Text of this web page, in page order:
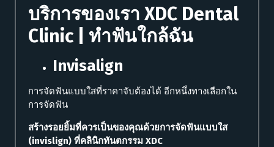
บริการของเรา XDC Dental
Clinic | ทำฟันใกล้ฉัน
Invisalign
การจัดฟันแบบใสที่ราคาจับต้องได้ อีกหนึ่งทางเลือกใน
การจัดฟัน
สร้างรอยยิ้มที่ควรเป็นของคุณด้วยการจัดฟันแบบใส
(invislign) ที่คลินิกทันตกรรม XDC